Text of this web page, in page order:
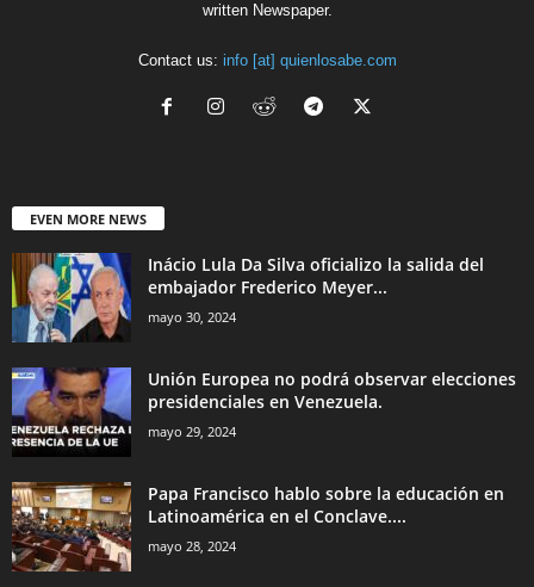
written Newspaper.
Contact us: info [at] quienlosabe.com
EVEN MORE NEWS
Inácio Lula Da Silva oficializo la salida del
embajador Frederico Meyer...
mayo 30, 2024
Unión Europea no podrá observar elecciones
presidenciales en Venezuela.
mayo 29, 2024
Papa Francisco hablo sobre la educación en
Latinoamérica en el Conclave....
mayo 28, 2024